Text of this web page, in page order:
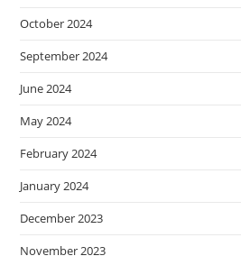
October 2024
September 2024
June 2024
May 2024
February 2024
January 2024
December 2023
November 2023